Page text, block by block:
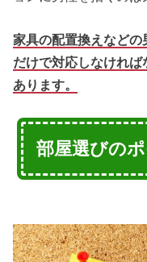
家具の配置換えなど
だけで対応しなけれ
あります。
部屋選びの